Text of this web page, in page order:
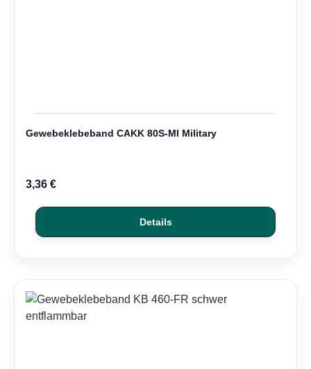
Gewebeklebeband CAKK 80S-MI Military
3,36 €
Details